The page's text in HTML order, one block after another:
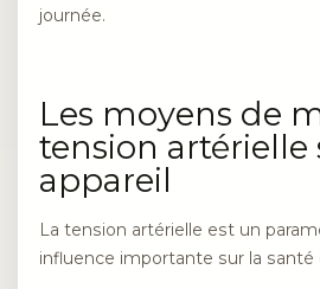
journée.
Les moyens de
tension artérielle
appareil
La tension artérielle est un
influence importante sur la santé